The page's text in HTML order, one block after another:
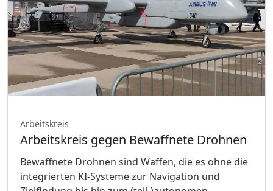
Arbeitskreis
Arbeitskreis gegen Bewaffnete Drohnen
Bewaffnete Drohnen sind Waffen, die es ohne die
integrierten KI-Systeme zur Navigation und